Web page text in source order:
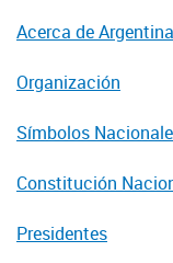
Acerca de Argentina
Organización
Símbolos
Constitución
Presidentes